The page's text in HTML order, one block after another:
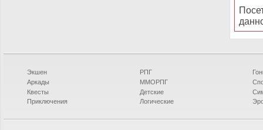
Экшен
Аркады
Квесты
Приключения
РПГ
ММОРПГ
Детские
Логические